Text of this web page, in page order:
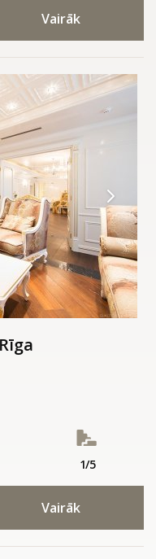
Vairāk
1/5
Vairāk